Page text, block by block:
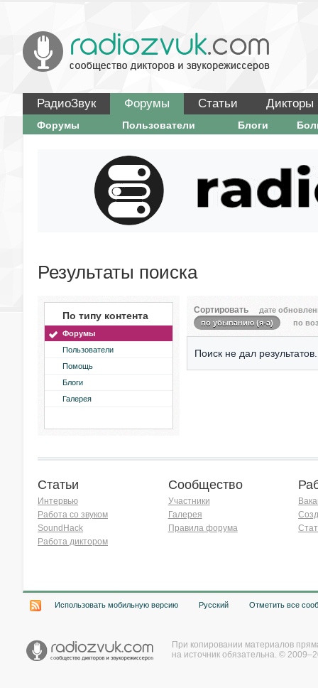
РадиоЗвук Форумы Статьи Дикторы
Форумы Пользователи Блоги
Результаты поиска
По типу контента
Форумы
Пользователи
Помощь
Блоги
Галерея
Сортировать
дате
по убыванию (я-а)
по
Поиск не дал результатов.
Статьи
Интервью
Работа со звуком
SoundHack
Работа диктором
Сообщество
Участники
Галерея
Правила форума
Использовать мобильную версию Русский Отметить все
При копировании материалов
на источник обязательна. ©